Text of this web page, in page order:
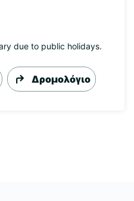
due to public holidays.
Δρομολόγιο